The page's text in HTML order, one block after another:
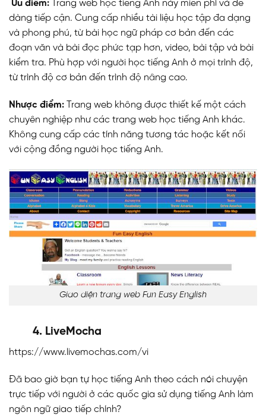
Ưu điểm: Trang web học tiếng Anh này miễn phí và dễ
dàng tiếp cận. Cung cấp nhiều tài liệu học tập đa dạng
và phong phú, từ bài học ngữ pháp cơ bản đến các
đoạn văn và bài đọc phức tạp hơn, video, bài tập và bài
kiểm tra. Phù hợp với người học tiếng Anh ở mọi trình độ,
từ trình độ cơ bản đến trình độ nâng cao.
Nhược điểm: Trang web không được thiết kế một cách
chuyên nghiệp như các trang web học tiếng Anh khác.
Không cung cấp các tính năng tương tác hoặc kết nối
với cộng đồng người học tiếng Anh.
Giao diện trang web Fun Easy English
4. LiveMocha
https://www.livemochas.com/vi
Đã bao giờ bạn tự học tiếng Anh theo cách nói chuyện
trực tiếp với người ở các quốc gia sử dụng tiếng Anh làm
ngôn ngữ giao tiếp chính?